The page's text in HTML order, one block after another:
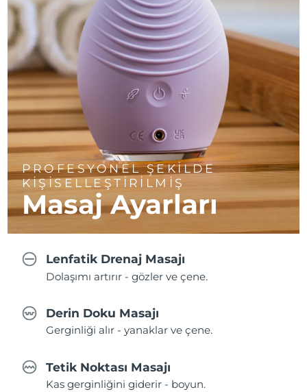
PROFESYONEL ŞEKİLDE
KİŞİSELLEŞTİRİLMİŞ
Masaj Ayarları
Lenfatik Drenaj Masajı
Dolaşımı artırır - gözler ve çene.
Derin Doku Masajı
Gerginliği alır - yanaklar ve çene.
Tetik Noktası Masajı
Kas gerginliğini giderir - boyun.